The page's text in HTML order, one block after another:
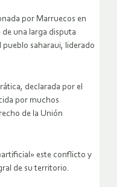
por Marruecos en
una larga disputa
saharaui, liderado
declarada por el
por muchos
de la Unión
este conflicto y
de su territorio.